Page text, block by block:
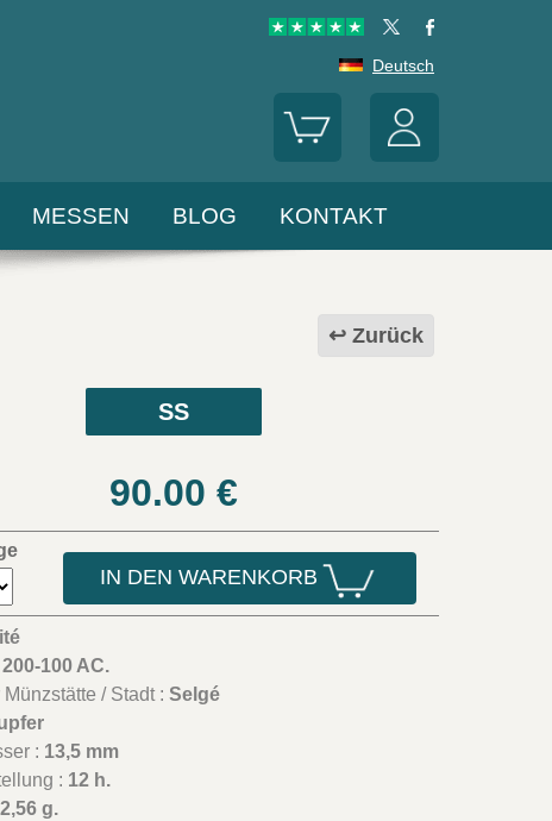
Deutsch
MESSEN BLOG KONTAKT
Zurück
SS
90.00 €
IN DEN WARENKORB
100 AC.
Münzstätte / Stadt :Selgé
: 13,5 mm
: 12 h.
2,56 g.